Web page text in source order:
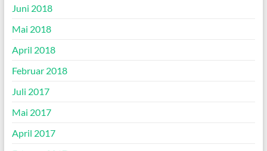
Juni 2018
Mai 2018
April 2018
Februar 2018
Juli 2017
Mai 2017
April 2017